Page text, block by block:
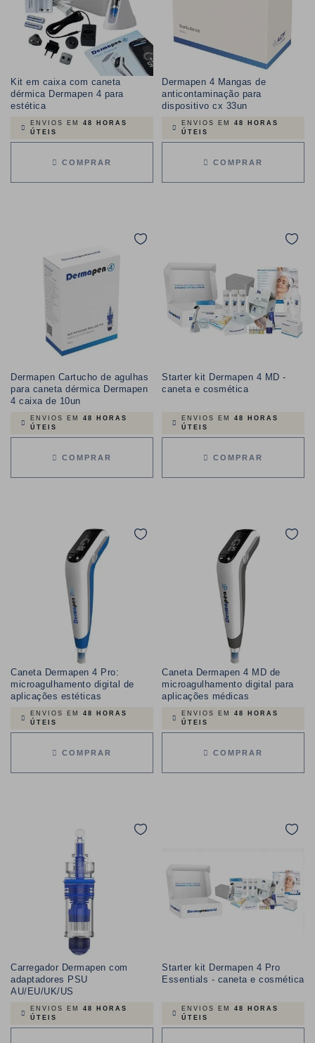
Kit em caixa com caneta
dérmica Dermapen 4 para
estética
ENVIOS EM 48 HORAS
ÚTEIS
COMPRAR
Dermapen 4 Mangas de
anticontaminação para
dispositivo cx 33un
ENVIOS EM 48 HORAS
ÚTEIS
COMPRAR
Dermapen Cartucho de agulhas
para caneta dérmica Dermapen
4 caixa de 10un
ENVIOS EM 48 HORAS
ÚTEIS
COMPRAR
Starter kit Dermapen 4 MD -
caneta e cosmética
ENVIOS EM 48 HORAS
ÚTEIS
COMPRAR
Caneta Dermapen 4 Pro:
microagulhamento digital de
aplicações estéticas
ENVIOS EM 48 HORAS
ÚTEIS
COMPRAR
Caneta Dermapen 4 MD de
microagulhamento digital para
aplicações médicas
ENVIOS EM 48 HORAS
ÚTEIS
COMPRAR
Carregador Dermapen com
adaptadores PSU
AU/EU/UK/US
ENVIOS EM 48 HORAS
ÚTEIS
Starter kit Dermapen 4 Pro
Essentials - caneta e cosmética
ENVIOS EM 48 HORAS
ÚTEIS